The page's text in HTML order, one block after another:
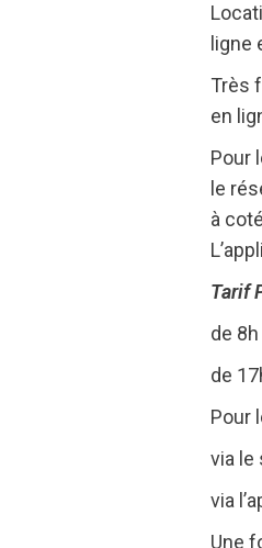
ligne
Très
en
Pour
le
à
L’appli
Tarif
de
de
Pour
via le
via
Une